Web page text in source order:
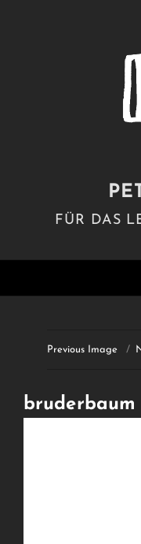
FÜR DAS
Previous Image
bruderbaum